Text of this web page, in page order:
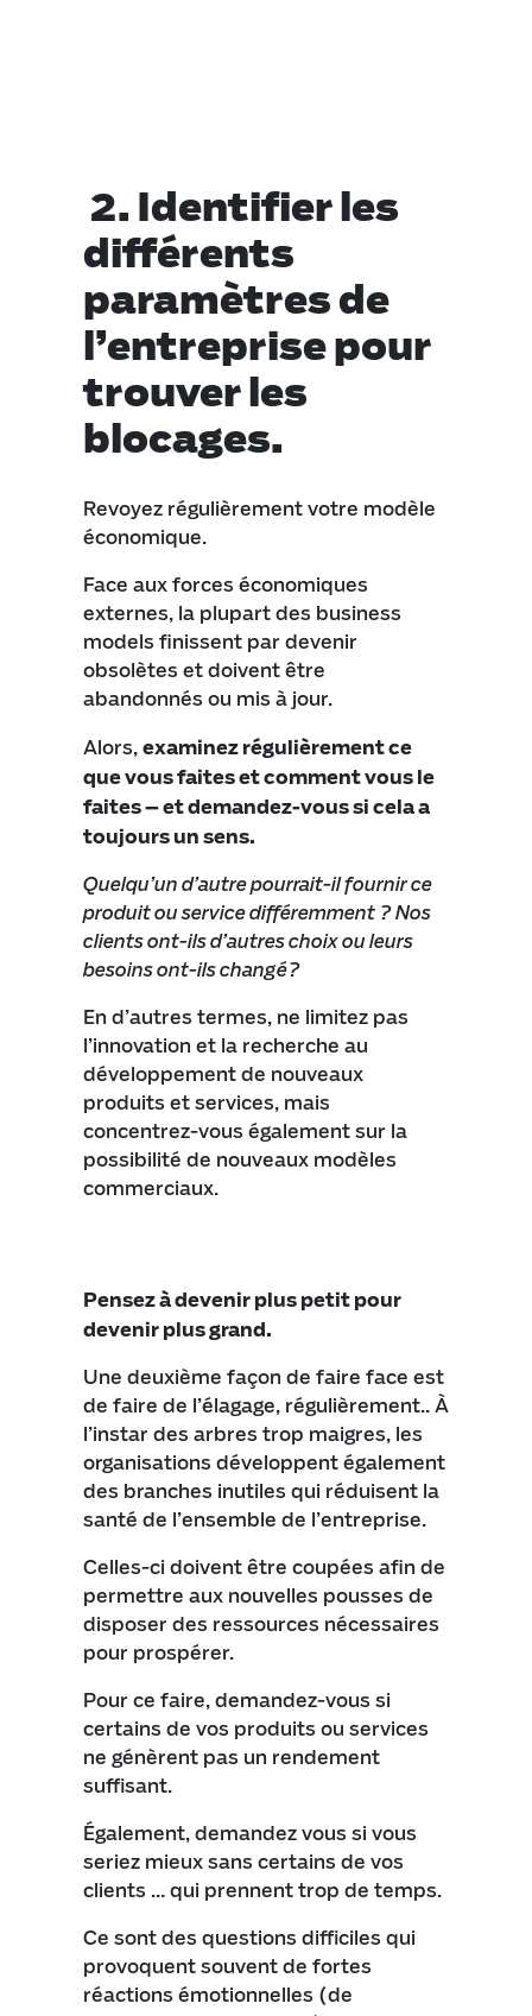
2.Identifier les
différents
paramètres de
l’entreprise pour
trouver les
blocages.
Revoyez régulièrement votre modèle
économique.
Face aux forces économiques
externes, la plupart des business
models finissent par devenir
obsolètes et doivent être
abandonnés ou mis à jour.
Alors,examinez régulièrement ce
que vous faites et comment vous le
faites – et demandez-vous si cela a
toujours un sens.
Quelqu’un d’autre pourrait-il fournir ce
produit ou service différemment ? Nos
clients ont-ils d’autres choix ou leurs
besoins ont-ils changé?
En d’autres termes, ne limitez pas
l’innovation et la recherche au
développement de nouveaux
produits et services, mais
concentrez-vous également sur la
possibilité de nouveaux modèles
commerciaux.
Pensez à devenir plus petit pour
devenir plus grand.
Une deuxième façon de faire face est
de faire de l’élagage, régulièrement.. À
l’instar des arbres trop maigres, les
organisations développent également
des branches inutiles qui réduisent la
santé de l’ensemble de l’entreprise.
Celles-ci doivent être coupées afin de
permettre aux nouvelles pousses de
disposer des ressources nécessaires
pour prospérer.
Pour ce faire, demandez-vous si
certains de vos produits ou services
ne génèrent pas un rendement
suffisant.
Également, demandez vous si vous
seriez mieux sans certains de vos
clients … qui prennent trop de temps.
Ce sont des questions difficiles qui
provoquent souvent de fortes
réactions émotionnelles (de